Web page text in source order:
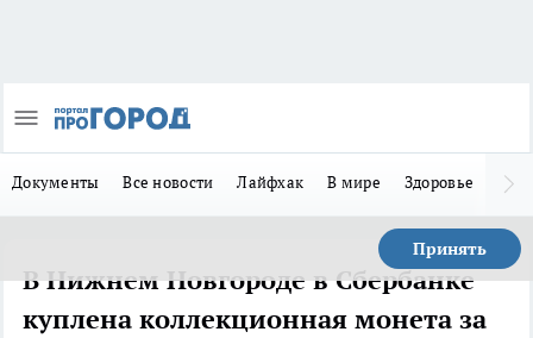
Документы Все новости Лайфхак В мире Здоровье
Принять
В Нижнем Новгороде в Сбербанке
куплена коллекционная монета за